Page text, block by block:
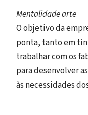
Mentalidade arte
O objetivo da
ponta, tanto em
trabalhar com os
para desenvolver
às necessidades